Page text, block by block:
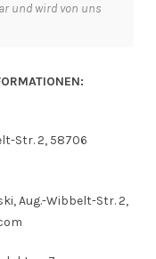
und wird von uns
Str. 2, 58706
Aug.-Wibbelt-Str. 2,